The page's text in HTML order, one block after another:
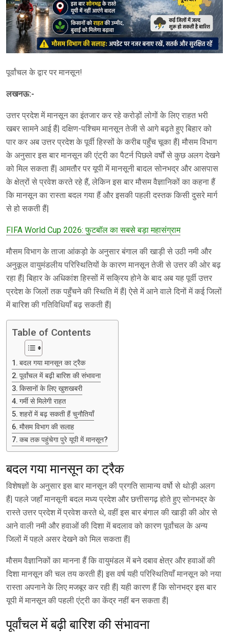
पूर्वांचल के द्वार पर मानसून!
लखनऊ:-
उत्तर प्रदेश में मानसून का इंतजार कर रहे करोड़ों लोगों के लिए राहत भरी
खबर सामने आई हैं| दक्षिण-पश्चिम मानसून तेजी से आगे बढ़ते हुए बिहार को
पार कर अब उत्तर प्रदेश के पूर्वी हिस्सों के करीब पहुँच चूका हैं| मौसम विभाग
के अनुसार इस बार मानसून की एंट्री का पैटर्न पिछले वर्षों से कुछ अलग देखने
को मिल सकता हैं| आमतौर पर यूपी में मानसूनी बादल सोनभद्र और आसपास
के क्षेत्रों से प्रवेश करते रहे हैं, लेकिन इस बार मौसम वैज्ञानिकों का कहना हैं
कि मानसून का रास्ता बदल गया हैं और इसकी पहली दस्तक किसी दुसरे मार्ग
से हो सकती हैं|
FIFA World Cup 2026: फुटबॉल का सबसे बड़ा महासंग्राम
मौसम विभाग के ताजा आंकड़ो के अनुसार बंगाल की खाड़ी से उठी नमी और
अनुकूल वायुमंडलीय परिस्थितियों के कारण मानसून तेजी से उत्तर की ओर बढ़
रहा हैं| बिहार के अधिकांश हिस्सों में सक्रिय होने के बाद अब यह पूर्वी उत्तर
प्रदेश के जिलों तक पहुँचने की स्थिति में हैं| ऐसे में आने वाले दिनों में कई जिलों
में बारिश की गतिविधियाँ बढ़ सकती हैं|
Table of Contents
बदल गया मानसून का ट्रैक
पूर्वांचल में बढ़ी बारिश की संभावना
किसानों के लिए खुशखबरी
गर्मी से मिलेगी राहत
शहरों में बढ़ सकती हैं चुनौतियाँ
मौसम विभाग की सलाह
कब तक पहुंचेगा पुरे यूपी में मानसून?
बदल गया मानसून का ट्रैक
विशेषज्ञों के अनुसार इस बार मानसून की प्रगति सामान्य वर्षो से थोड़ी अलग
हैं| पहले जहाँ मानसूनी बदल मध्य प्रदेश और छत्तीसगढ़ होते हुए सोनभद्र के
रास्ते उत्तर प्रदेश में प्रवेश करते थे, वहीं इस बार बंगाल की खाड़ी की ओर से
आने वाली नमी और हवाओं की दिशा में बदलाव को कारण पूर्वांचल के अन्य
जिलों में पहले असर देखने को मिल सकता हैं|
मौसम वैज्ञानिकों का मानना हैं कि वायुमंडल में बने दबाव क्षेत्र और हवाओं की
दिशा मानसून की चल तय करती हैं| इस वर्ष यही परिस्थितियाँ मानसून को नया
रास्ता अपनाने के लिए मजबूर कर रही हैं| यही कारण हैं कि सोनभद्र इस बार
यूपी में मानसून की पहली एंट्री का केंद्र नहीं बन सकता हैं|
पूर्वांचल में बढ़ी बारिश की संभावना